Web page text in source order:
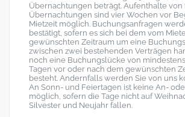
Übernachtungen beträgt. Aufenthalte von
Übernachtungen sind vier Wochen vor
Mietzeit möglich. Buchungsanfragen
bestätigt, sofern es sich bei dem vom
gewünschten Zeitraum um eine
zwischen zwei bestehenden Verträgen
noch eine Buchungslücke von
Tagen vor oder nach dem gewünschten
besteht. Andernfalls werden Sie von uns
An Sonn- und Feiertagen ist keine An-
möglich, sofern die Tage nicht auf
Silvester und Neujahr fallen.